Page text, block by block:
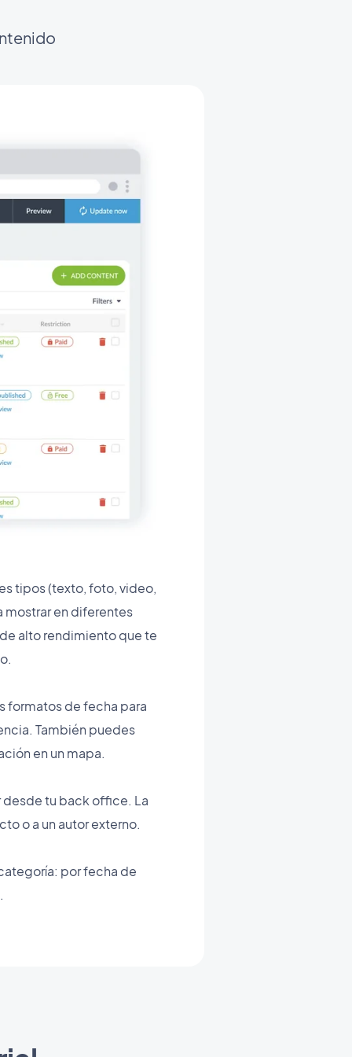
tipos (texto, foto, video,
mostrar en diferentes
alto rendimiento que te
formatos de fecha para
También puedes
en un mapa.
desde tu back office. La
o a un autor externo.
por fecha de